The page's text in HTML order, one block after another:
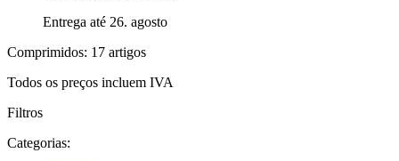
Entrega até 26. agosto
Comprimidos: 17 artigos
Todos os preços incluem IVA
Filtros
Categorias: